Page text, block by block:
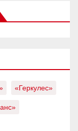
«Геркулес»